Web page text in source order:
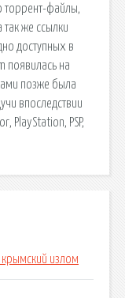
торрент-файлы,
же ссылки
доступных в
появилась на
позже была
впоследствии
PlayStation, PSP,
крымский излом